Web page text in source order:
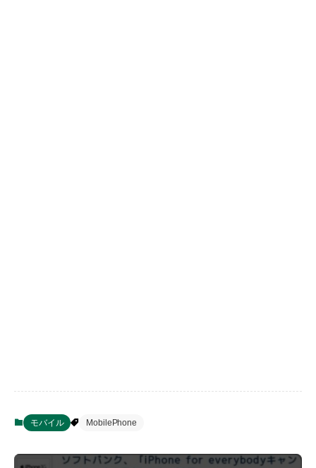
モバイル MobilePhone